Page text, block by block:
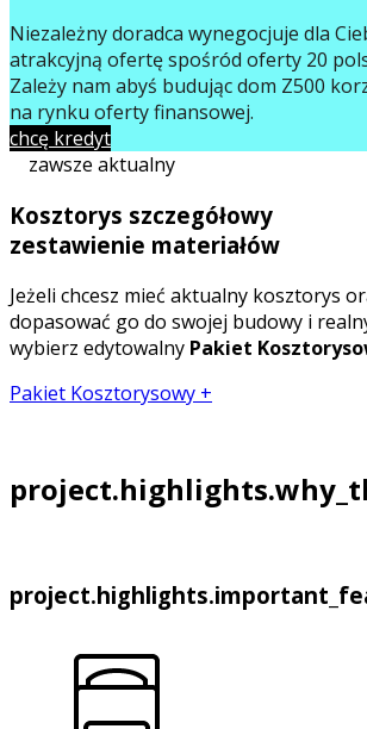
Niezależny doradca wynegocjuje dla
atrakcyjną ofertę spośród oferty 20
Zależy nam abyś budując dom Z500
na rynku oferty finansowej.
chcę kredyt
zawsze aktualny
Kosztorys szczegółowy
zestawienie materiałów
Jeżeli chcesz mieć aktualny kosztorys
dopasować go do swojej budowy i
wybierz edytowalny Pakiet
Pakiet Kosztorysowy +